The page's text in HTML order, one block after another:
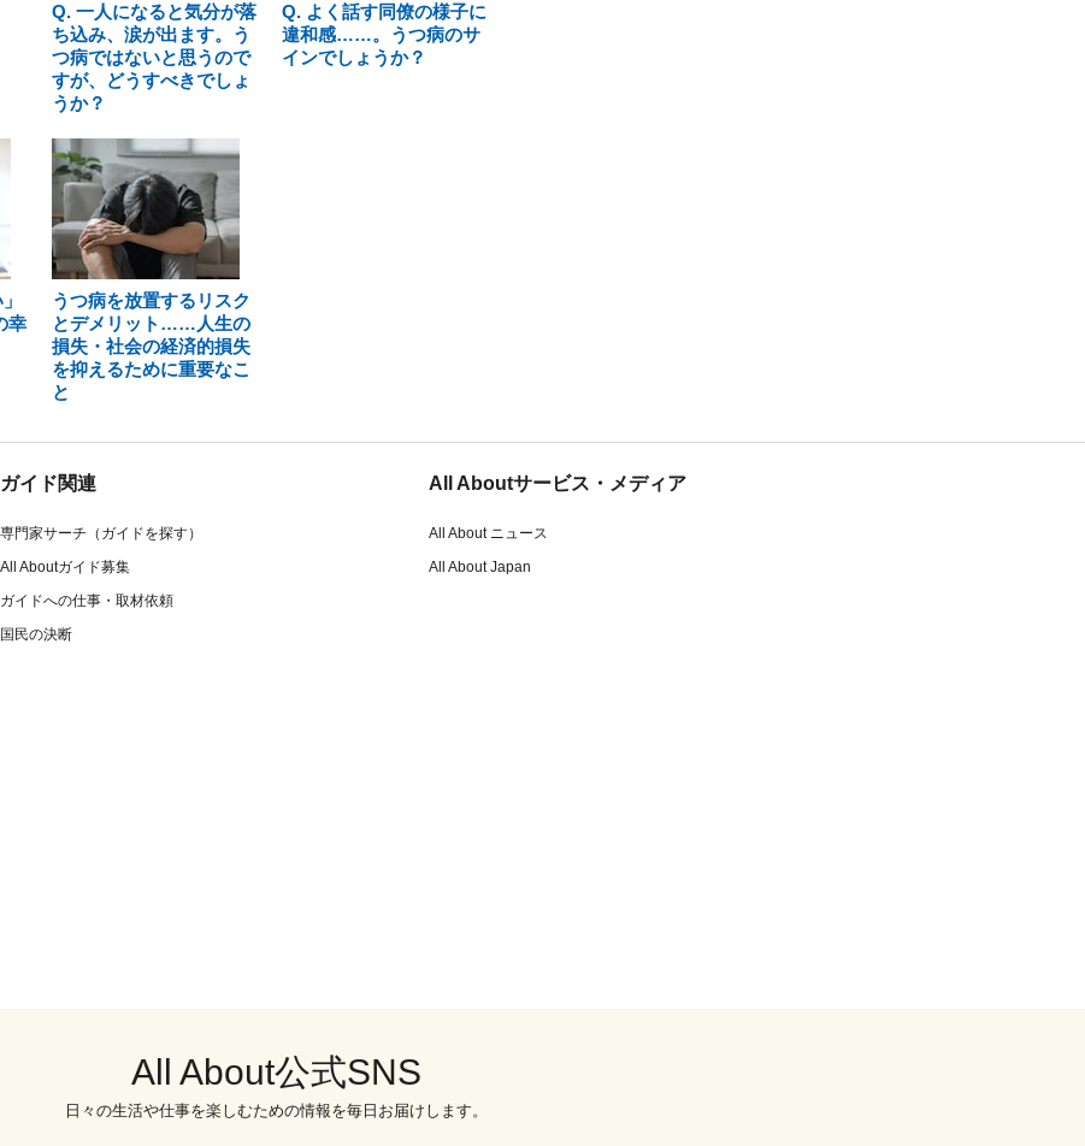
Q. 一人になると気分が落
ち込み、涙が出ます。う
つ病ではないと思うので
すが、どうすべきでしょ
うか？
Q. よく話す同僚の様子に
違和感……。うつ病のサ
インでしょうか？
幸
うつ病を放置するリスク
とデメリット……人生の
損失・社会の経済的損失
を抑えるために重要なこ
と
ガイド関連
専門家サーチ（ガイドを探す）
All Aboutガイド募集
ガイドへの仕事・取材依頼
国民の決断
All Aboutサービス・メディア
All About ニュース
All About Japan
All About公式SNS
日々の生活や仕事を楽しむための情報を毎日お届けします。